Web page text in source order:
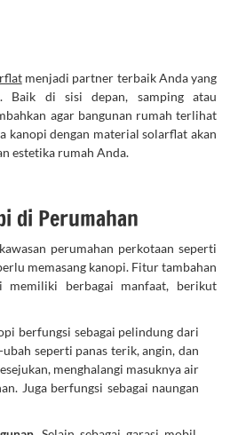
menjadi partner terbaik Anda yang
Baik di sisi depan, samping atau
agar bangunan rumah terlihat
kanopi dengan material solarflat akan
estetika rumah Anda.
di Perumahan
perumahan perkotaan seperti
memasang kanopi. Fitur tambahan
memiliki berbagai manfaat, berikut
berfungsi sebagai pelindung dari
seperti panas terik, angin, dan
menghalangi masuknya air
Juga berfungsi sebagai naungan